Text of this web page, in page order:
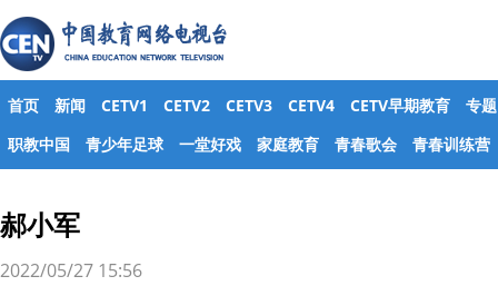
首页 新闻 CETV1 CETV2 CETV3 CETV4 CETV早期教育
专题
职教中国
青少年足球 一堂好戏 家庭教育 青春歌会 青春训练营
郝小军
2022/05/27 15:56